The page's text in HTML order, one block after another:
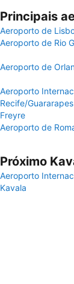
Principais
Aeroporto de
Aeroporto de Rio
Aeroporto de
Aeroporto
Recife/
Freyre
Aeroporto de
Próximo
Aeroporto
Kavala